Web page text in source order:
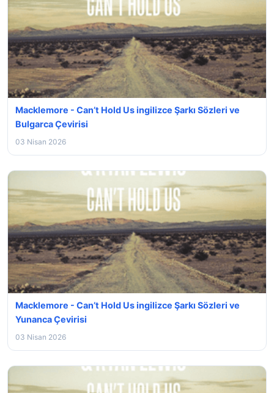
Macklemore - Can’t Hold Us ingilizce Şarkı Sözleri ve
Bulgarca Çevirisi
03 Nisan 2026
Macklemore - Can’t Hold Us ingilizce Şarkı Sözleri ve
Yunanca Çevirisi
03 Nisan 2026